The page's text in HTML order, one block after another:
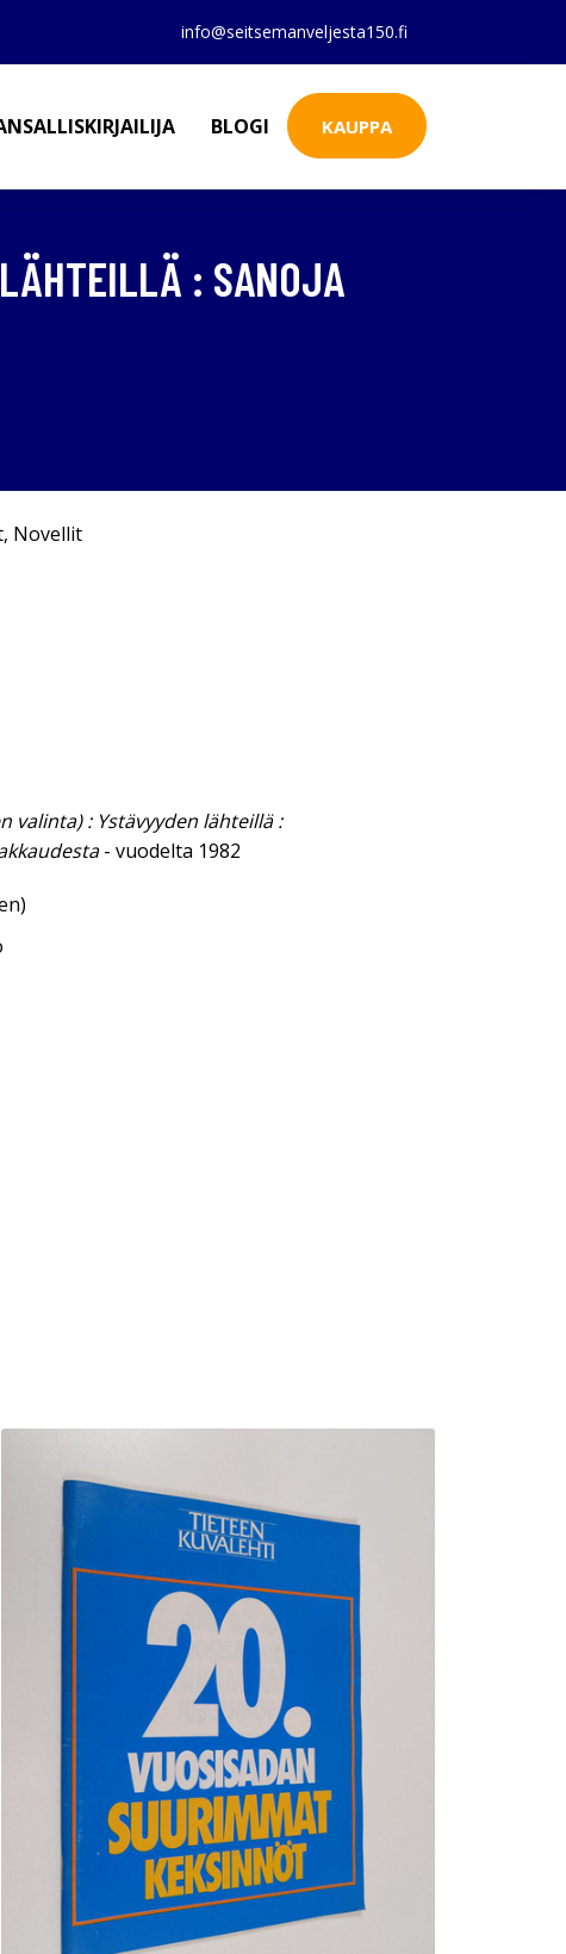
info@seitsemanveljesta150.fi
BLOGI KAUPPA
: SANOJA
, Novellit
valinta) : Ystävyyden lähteillä :
- vuodelta 1982